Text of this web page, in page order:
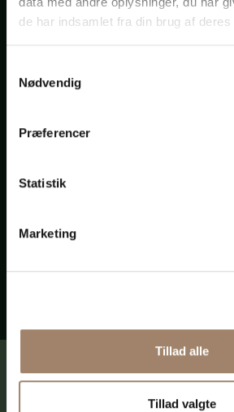
de har indsamlet fra din brug af deres
Nødvendig
Præferencer
Statistik
Marketing
Tillad alle
Tillad valgte
Tusind tak for den dejlige nyhed,
armene ned. Hvor er det virkelig godt
Midtsjællandsk elinstallationsvirksomhed
siden: